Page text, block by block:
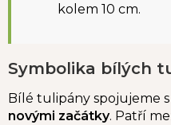
kolem 10 cm.
Symbolika bílých
Bílé tulipány spojujeme s
novými začátky. Patří